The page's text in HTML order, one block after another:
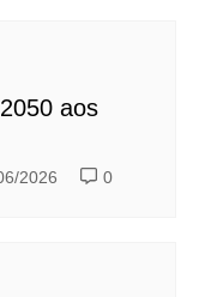
aos
2026 0